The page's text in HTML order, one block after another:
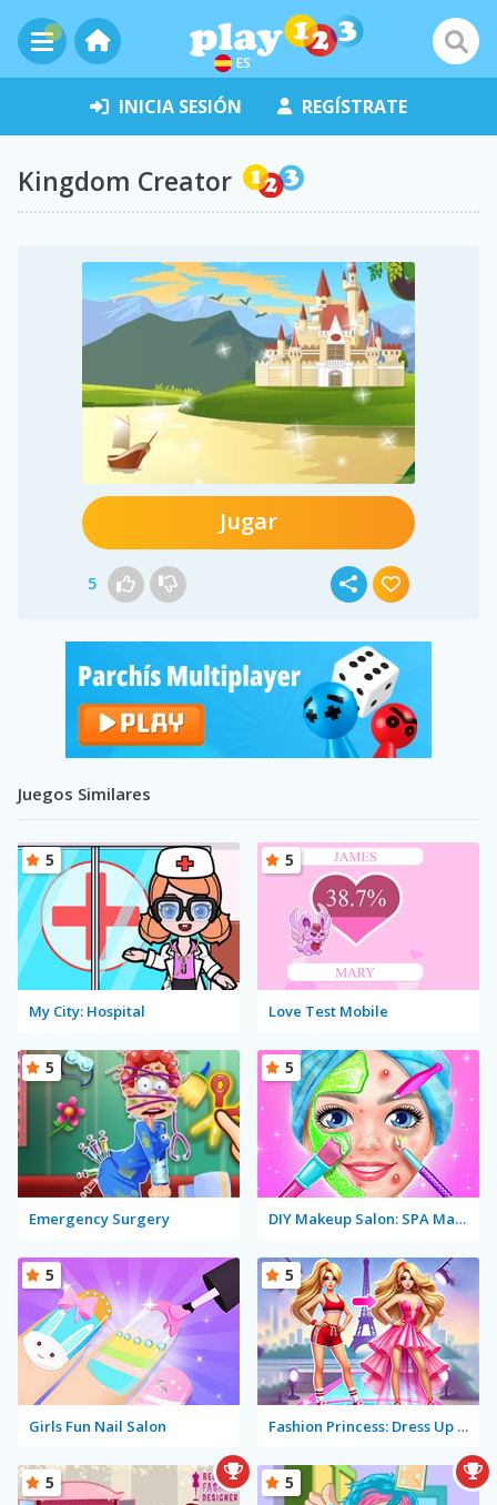
ES
INICIA SESIÓN REGÍSTRATE
Kingdom Creator
Jugar
5
Juegos Similares
My City: Hospital
5
Love Test Mobile
5
Emergency Surgery
5
DIY Makeup Salon: SPA Makeover Studio
5
Girls Fun Nail Salon
5
Fashion Princess: Dress Up for Girls
5
5 5